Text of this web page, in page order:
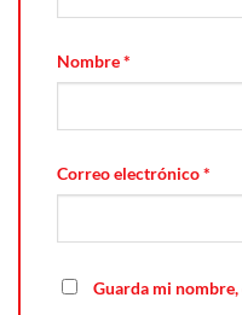
Nombre*
Correo electrónico*
Guarda mi